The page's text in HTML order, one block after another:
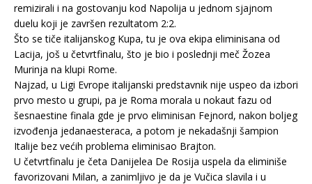
remizirali i na gostovanju kod Napolija u jednom sjajnom
duelu koji je završen rezultatom 2:2.
Što se tiče italijanskog Kupa, tu je ova ekipa eliminisana od
Lacija, još u četvrtfinalu, što je bio i poslednji meč Žozea
Murinja na klupi Rome.
Najzad, u Ligi Evrope italijanski predstavnik nije uspeo da izbori
prvo mesto u grupi, pa je Roma morala u nokaut fazu od
šesnaestine finala gde je prvo eliminisan Fejnord, nakon boljeg
izvođenja jedanaesteraca, a potom je nekadašnji šampion
Italije bez većih problema eliminisao Brajton.
U četvrtfinalu je četa Danijelea De Rosija uspela da eliminiše
favorizovani Milan, a zanimljivo je da je Vučica slavila i u